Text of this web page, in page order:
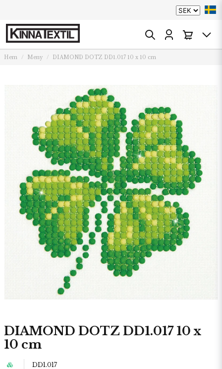
Hem Meny DIAMOND DOTZ DD1.017 10 x 10 cm
DIAMOND DOTZ DD1.017 10 x
10 cm
DD1.017